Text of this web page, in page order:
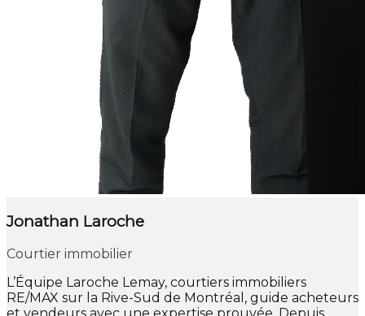
Jonathan Laroche
Courtier immobilier
L’Équipe Laroche Lemay, courtiers immobiliers
RE/MAX sur la Rive-Sud de Montréal, guide acheteurs